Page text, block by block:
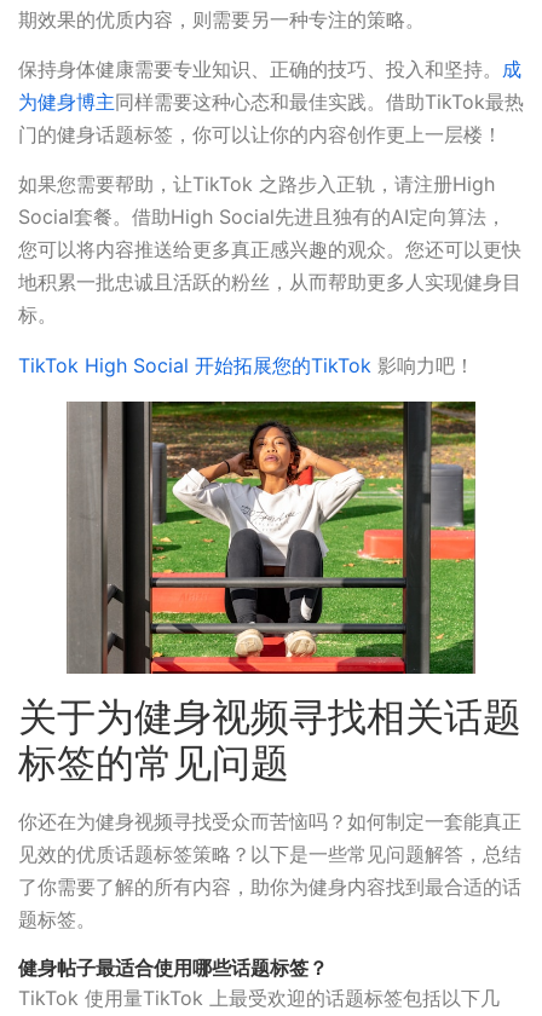
期效果的优质内容，则需要另一种专注的策略。
保持身体健康需要专业知识、正确的技巧、投入和坚持。 成
为健身博主同样需要这种心态和最佳实践。借助TikTok最热
门的健身话题标签，你可以让你的内容创作更上一层楼！
如果您需要帮助，让TikTok 之路步入正轨，请注册High
Social套餐。借助High Social先进且独有的AI定向算法，
您可以将内容推送给更多真正感兴趣的观众。您还可以更快
地积累一批忠诚且活跃的粉丝，从而帮助更多人实现健身目
标。
TikTok High Social 开始拓展您的TikTok 影响力吧！
关于为健身视频寻找相关话题
标签的常见问题
你还在为健身视频寻找受众而苦恼吗？如何制定一套能真正
见效的优质话题标签策略？以下是一些常见问题解答，总结
了你需要了解的所有内容，助你为健身内容找到最合适的话
题标签。
健身帖子最适合使用哪些话题标签？
TikTok 使用量TikTok 上最受欢迎的话题标签包括以下几